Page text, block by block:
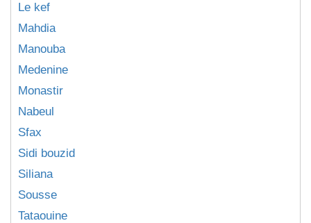
Le kef
Mahdia
Manouba
Medenine
Monastir
Nabeul
Sfax
Sidi bouzid
Siliana
Sousse
Tataouine